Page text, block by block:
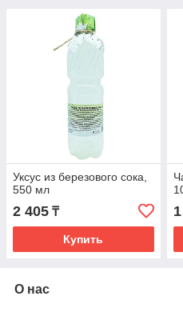
Уксус из березового сока,
550 мл
2 405 ₸
Купить
О нас